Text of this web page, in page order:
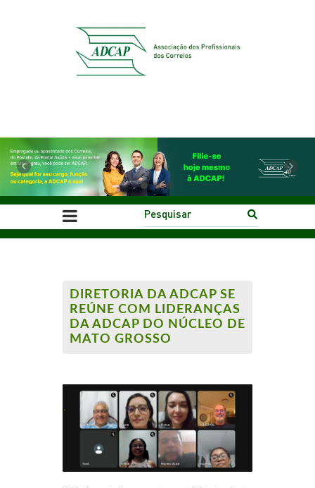
Previous Next
DIRETORIA DA ADCAP SE
REÚNE COM LIDERANÇAS
DA ADCAP DO NÚCLEO DE
MATO GROSSO